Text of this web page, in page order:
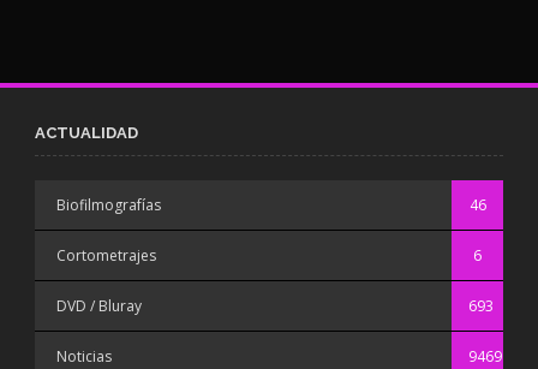
ACTUALIDAD
Biofilmografías 46
Cortometrajes 6
DVD / Bluray 693
Noticias 9469